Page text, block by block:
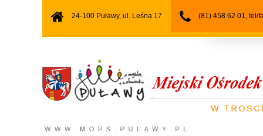
24-100 Puławy, ul. Leśna 17 (81) 458 62 01, tel/